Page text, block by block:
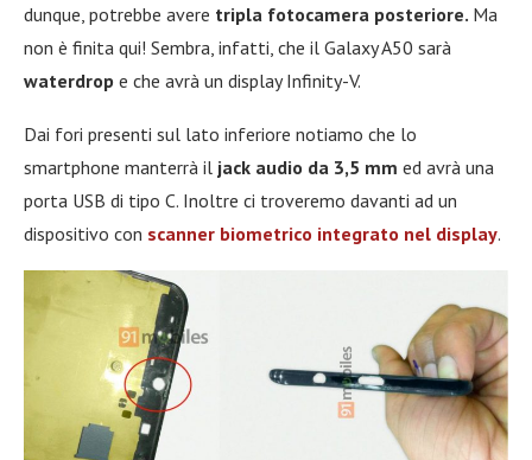
dunque, potrebbe avere tripla fotocamera posteriore. Ma
non è finita qui! Sembra, infatti, che il Galaxy A50 sarà
waterdrop e che avrà un display Infinity-V.
Dai fori presenti sul lato inferiore notiamo che lo
smartphone manterrà il jack audio da 3,5 mm ed avrà una
porta USB di tipo C. Inoltre ci troveremo davanti ad un
dispositivo con scanner biometrico integrato nel display.